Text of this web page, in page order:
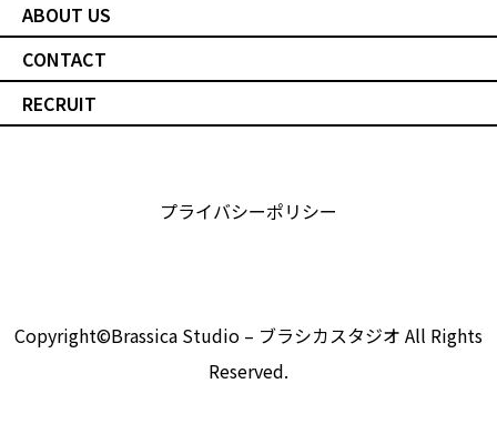
ABOUT US
CONTACT
RECRUIT
プライバシーポリシー
Copyright©Brassica Studio – ブラシカスタジオ All Rights
Reserved.